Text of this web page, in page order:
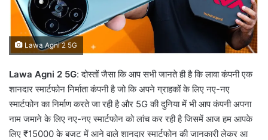
Lawa Agni 2 5G
Lawa Agni 2 5G: दोस्तों जैसा कि आप सभी जानते ही है कि लावा कंपनी एक
शानदार स्मार्टफोन निर्माता कंपनी है जो कि अपने ग्राहकों के लिए नए-नए
स्मार्टफोन का निर्माण करते जा रही है और 5G की दुनिया में भी आप कंपनी अपना
नाम जमाने के लिए नए-नए स्मार्टफोन को लांच कर रही है जिसमें आज हम आपके
लिए ₹15000 के बजट में आने वाले शानदार स्मार्टफोन की जानकारी लेकर आ